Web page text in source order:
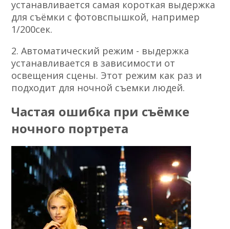
устанавливается самая короткая выдержка
для съёмки с фотовспышкой, например
1/200сек.
2. Автоматический режим - выдержка
устанавливается в зависимости от
освещения сцены. Этот режим как раз и
подходит для ночной съемки людей.
Частая ошибка при съёмке
ночного портрета